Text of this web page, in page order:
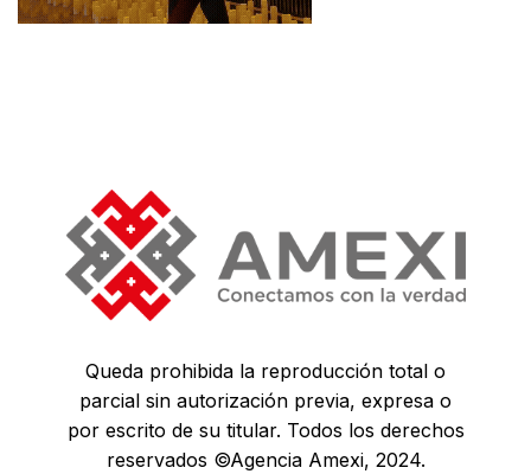
Queda prohibida la reproducción total o
parcial sin autorización previa, expresa o
por escrito de su titular. Todos los derechos
reservados ©Agencia Amexi, 2024.